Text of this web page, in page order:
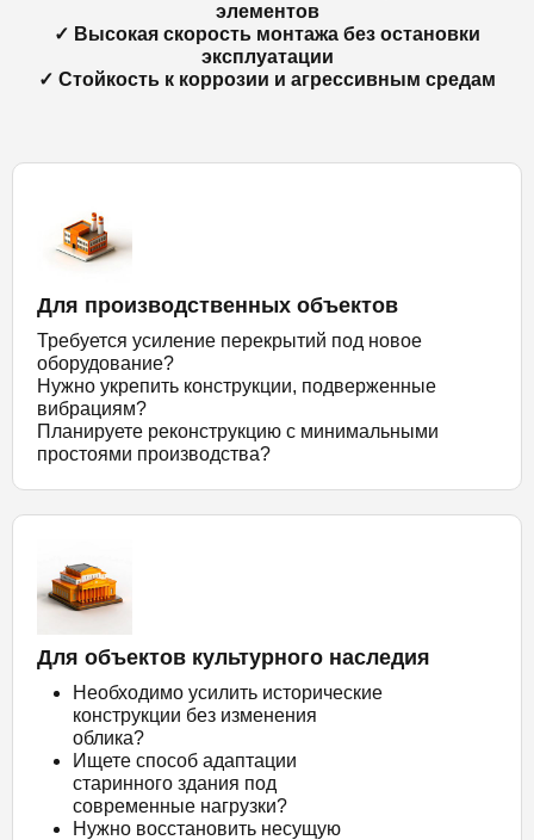
элементов
✓ Высокая скорость монтажа без остановки
эксплуатации
✓ Стойкость к коррозии и агрессивным средам
Для производственных объектов
Требуется усиление перекрытий под новое
оборудование?
Нужно укрепить конструкции, подверженные
вибрациям?
Планируете реконструкцию с минимальными
простоями производства?
Для объектов культурного наследия
Необходимо усилить исторические
конструкции без изменения
облика?
Ищете способ адаптации
старинного здания под
современные нагрузки?
Нужно восстановить несущую